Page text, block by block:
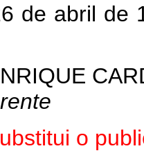
abril de
o